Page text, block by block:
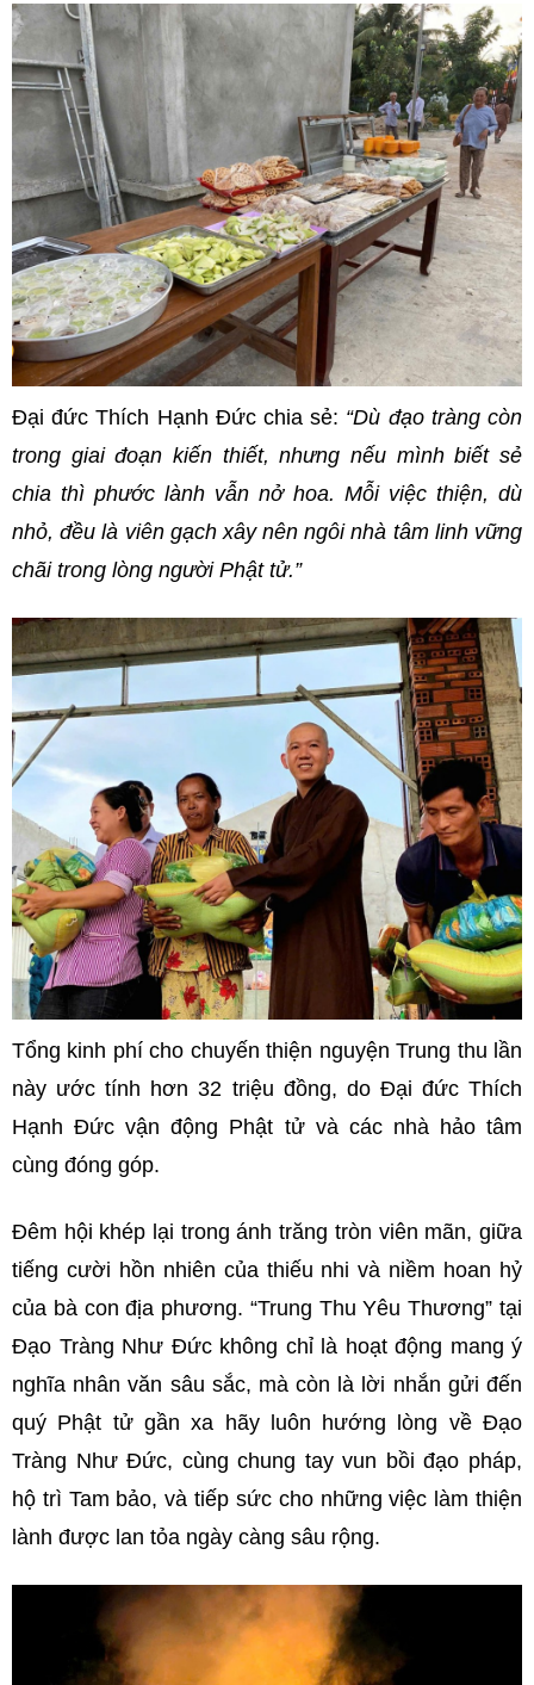
Đại đức Thích Hạnh Đức chia sẻ: “Dù đạo tràng còn
trong giai đoạn kiến thiết, nhưng nếu mình biết sẻ
chia thì phước lành vẫn nở hoa. Mỗi việc thiện, dù
nhỏ, đều là viên gạch xây nên ngôi nhà tâm linh vững
chãi trong lòng người Phật tử.”
Tổng kinh phí cho chuyến thiện nguyện Trung thu lần
này ước tính hơn 32 triệu đồng, do Đại đức Thích
Hạnh Đức vận động Phật tử và các nhà hảo tâm
cùng đóng góp.
Đêm hội khép lại trong ánh trăng tròn viên mãn, giữa
tiếng cười hồn nhiên của thiếu nhi và niềm hoan hỷ
của bà con địa phương. “Trung Thu Yêu Thương” tại
Đạo Tràng Như Đức không chỉ là hoạt động mang ý
nghĩa nhân văn sâu sắc, mà còn là lời nhắn gửi đến
quý Phật tử gần xa hãy luôn hướng lòng về Đạo
Tràng Như Đức, cùng chung tay vun bồi đạo pháp,
hộ trì Tam bảo, và tiếp sức cho những việc làm thiện
lành được lan tỏa ngày càng sâu rộng.